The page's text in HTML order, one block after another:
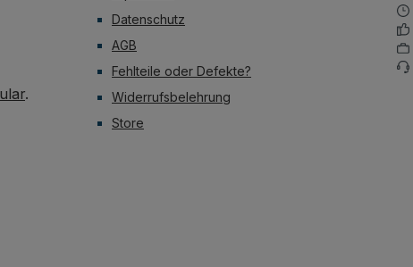
.
Datenschutz
AGB
Fehlteile oder Defekte?
Widerrufsbelehrung
Store